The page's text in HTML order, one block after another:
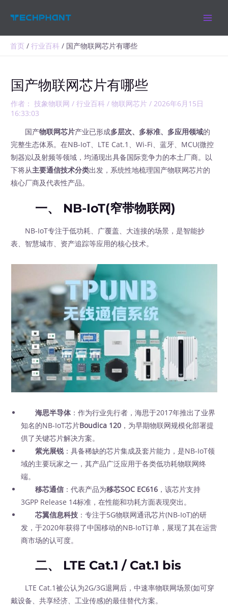
首页 行业百科 国产物联网芯片有哪些
国产物联网芯片有哪些
作者： 技象物联网/行业百科 /物联网芯片 /2026年6月15日
16:33:03
国产物联网芯片产业已形成多层次、多标准、多应用领域的
完整生态体系。在NB-IoT、LTE Cat.1、Wi-Fi、蓝牙、MCU(微控
制器)以及射频等领域，均涌现出具备国际竞争力的本土厂商。以
下将从主要通信技术分类出发，系统性地梳理国产物联网芯片的
核心厂商及代表性产品。
一、 NB-IoT(窄带物联网)
NB-IoT专注于低功耗、广覆盖、大连接的场景，是智能抄
表、智慧城市、资产追踪等应用的核心技术。
海思半导体：作为行业先行者，海思于2017年推出了业界
知名的NB-IoT芯片Boudica 120 ，为早期物联网规模化部署提
供了关键芯片解决方案。
紫光展锐：具备稀缺的芯片集成及套片能力，是NB-IoT领
域的主要玩家之一，其产品广泛应用于各类低功耗物联网终
端。
移芯通信 ：代表产品为移芯SOC EC616 ，该芯片支持
3GPP Release 14标准，在性能和功耗方面表现突出。
芯翼信息科技 ：专注于5G物联网通讯芯片(NB-IoT)的研
发，于2020年获得了中国移动的NB-IoT订单，展现了其在运营
商市场的认可度。
二、 LTE Cat.1 / Cat.1 bis
LTE Cat.1被公认为2G/3G退网后，中速率物联网场景(如可穿
戴设备、共享经济、工业传感)的最佳替代方案。